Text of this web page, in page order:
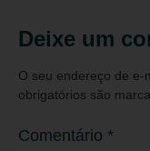
Deixe um
O seu endereço de e-
obrigatórios são
Comentário *